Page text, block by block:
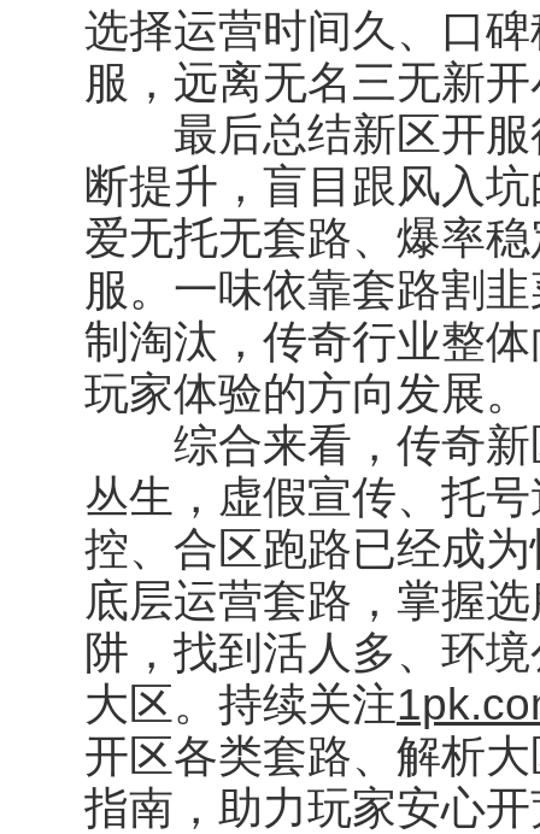
选择运营时间久、口
服，远离无名三无新
最后总结新区开服
断提升，盲目跟风入
爱无托无套路、爆率
服。一味依靠套路割
制淘汰，传奇行业整
玩家体验的方向发展。
综合来看，传奇新
丛生，虚假宣传、托
控、合区跑路已经成
底层运营套路，掌握
阱，找到活人多、环
大区。持续关注
开区各类套路、解析
指南，助力玩家安心